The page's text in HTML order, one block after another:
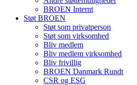
BROEN Internt
Støt BROEN
Støt som privatperson
Støt som virksomhed
Bliv medlem
Bliv medlem virksomhed
Bliv frivillig
BROEN Danmark Rundt
CSR og ESG